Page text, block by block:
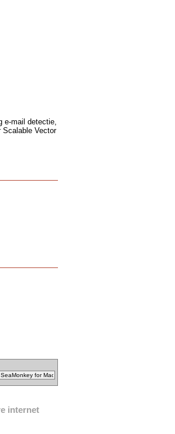
e-mail detectie,
Scalable Vector
internet